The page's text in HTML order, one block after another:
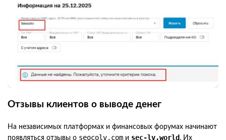
Отзывы клиентов о выводе денег
На независимых платформах и финансовых форумах начинают
появляться отзывы о seocolv.com и sec-lv.world. Их